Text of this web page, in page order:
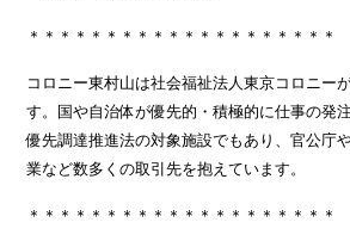
＊＊＊＊＊＊＊＊＊＊＊＊＊＊＊＊＊＊＊＊
コロニー東村山は社会福祉法人東京コロニー
す。国や自治体が優先的・積極的に仕事の発
優先調達推進法の対象施設でもあり、官公庁
業など数多くの取引先を抱えています。
＊＊＊＊＊＊＊＊＊＊＊＊＊＊＊＊＊＊＊＊